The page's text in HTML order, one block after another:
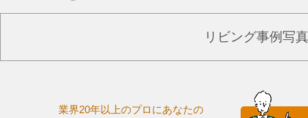
リビング事例写
業界20年以上のプロにあなたの